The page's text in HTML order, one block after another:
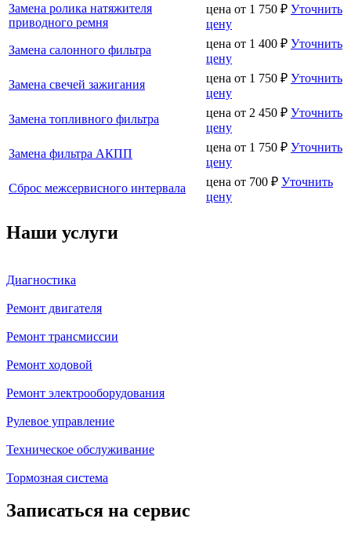
Замена ролика натяжителя
приводного ремня
цена от 1 750 ₽ Уточнить
цену
Замена салонного фильтра
цена от 1 400 ₽ Уточнить
цену
Замена свечей зажигания
цена от 1 750 ₽ Уточнить
цену
Замена топливного фильтра
цена от 2 450 ₽ Уточнить
цену
Замена фильтра АКПП
цена от 1 750 ₽ Уточнить
цену
Сброс межсервисного интервала
цена от 700 ₽ Уточнить
цену
Наши услуги
Диагностика
Ремонт двигателя
Ремонт трансмиссии
Ремонт ходовой
Ремонт электрооборудования
Рулевое управление
Техническое обслуживание
Тормозная система
Записаться на сервис